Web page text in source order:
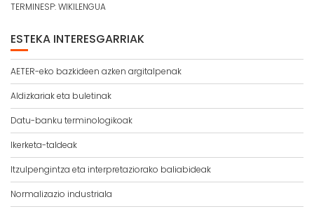
TERMINESP: WIKILENGUA
ESTEKA INTERESGARRIAK
AETER-eko bazkideen azken argitalpenak
Aldizkariak eta buletinak
Datu-banku terminologikoak
Ikerketa-taldeak
Itzulpengintza eta interpretaziorako baliabideak
Normalizazio industriala